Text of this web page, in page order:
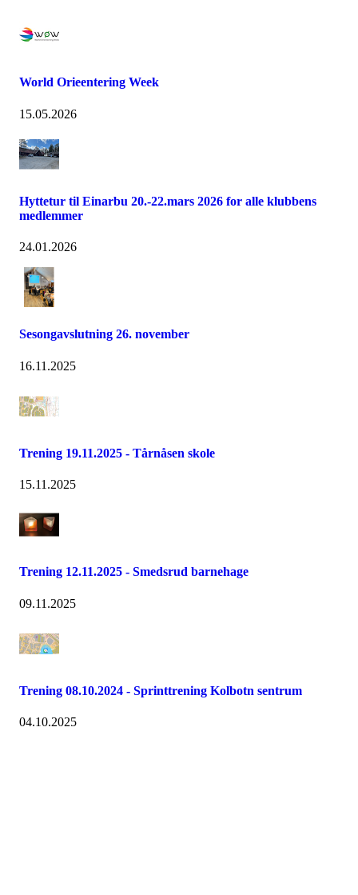
World Orieentering Week
15.05.2026
Hyttetur til Einarbu 20.-22.mars 2026 for alle klubbens
medlemmer
24.01.2026
Sesongavslutning 26. november
16.11.2025
Trening 19.11.2025 - Tårnåsen skole
15.11.2025
Trening 12.11.2025 - Smedsrud barnehage
09.11.2025
Trening 08.10.2024 - Sprinttrening Kolbotn sentrum
04.10.2025